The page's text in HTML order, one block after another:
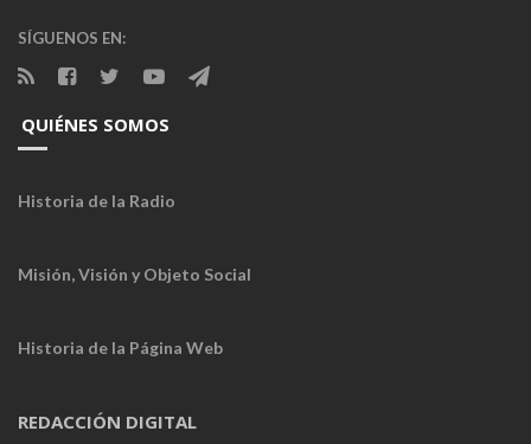
SÍGUENOS EN:
QUIÉNES SOMOS
Historia de la Radio
Misión, Visión y Objeto Social
Historia de la Página Web
REDACCIÓN DIGITAL